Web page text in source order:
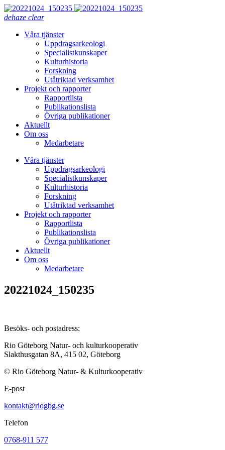
dehaze clear
Våra tjänster
Uppdragsarkeologi
Specialistkunskaper
Kulturhistoria
Forskning
Utåtriktad verksamhet
Projekt och rapporter
Rapportlista
Publikationslista
Övriga publikationer
Aktuellt
Om oss
Medarbetare
Våra tjänster
Uppdragsarkeologi
Specialistkunskaper
Kulturhistoria
Forskning
Utåtriktad verksamhet
Projekt och rapporter
Rapportlista
Publikationslista
Övriga publikationer
Aktuellt
Om oss
Medarbetare
20221024_150235
Besöks- och postadress:
Rio Göteborg Natur- och kulturkooperativ
Slakthusgatan 8A, 415 02, Göteborg
© Rio Göteborg Natur- & Kulturkooperativ
E-post
kontakt@riogbg.se
Telefon
0768-911 577